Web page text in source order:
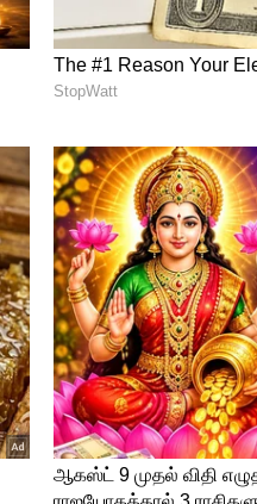
ஈடுபடுத்தப்பட்டு
முதலமைச்சர்கள்
தகவல்
தலைவர்
அவர் பங்கேற்பாரா
நிலையத்திற்கு